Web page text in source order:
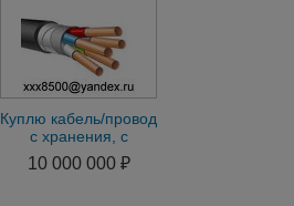
Куплю кабель/провод
с хранения, с
резерва. Неликвиды
предприятий
10 000 000 ₽